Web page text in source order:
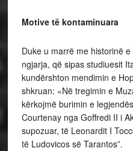
Motive të kontaminuara
Duke u marrë me historinë
ngjarja, që sipas studiuesit
kundërshton mendimin e
shkruan: «Në tregimin e
kërkojmë burimin e
Courtenay nga Goffredi II i
supozuar, të Leonardit I
të Ludovicos së Tarantos”.